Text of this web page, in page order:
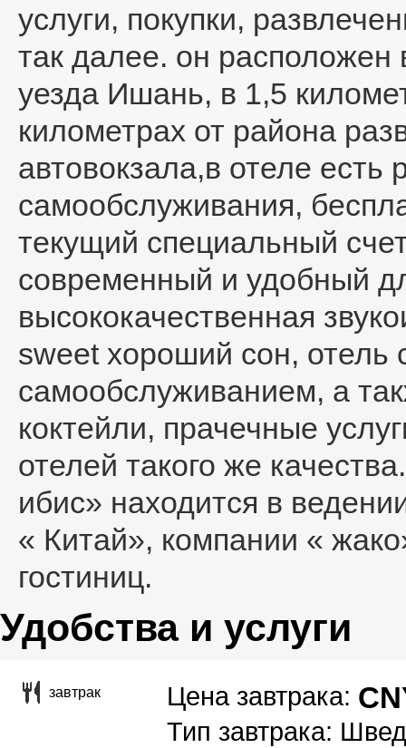
услуги, покупки,
так далее. он
уезда Ишань, в 1,5
километрах от района
автовокзала,в отеле
самообслуживания,
текущий специальный
современный и удобный
высококачественная
sweet хороший сон, отель
самообслуживанием, а
коктейли, прачечные
отелей такого же
ибис» находится в
« Китай», компании «
гостиниц.
Удобства и услуги
завтрак Цена завтрака:
Тип завтрака: